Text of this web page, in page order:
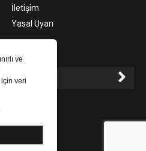
ve
için veri
İletişim
Yasal Uyarı